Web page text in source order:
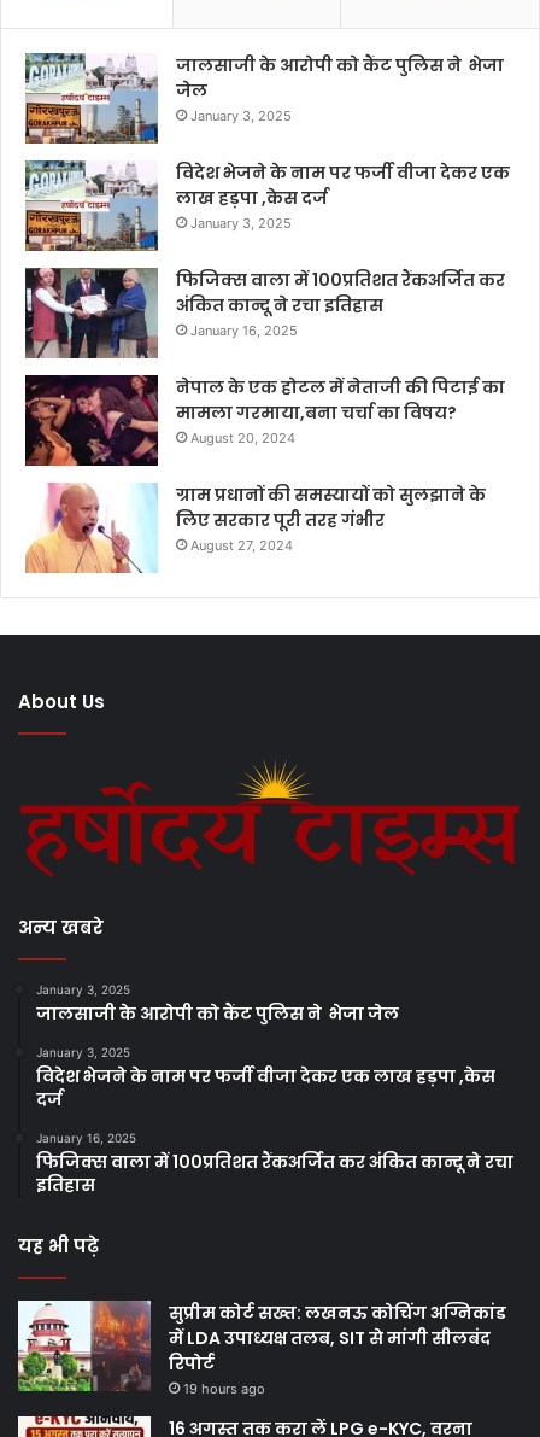
जालसाजी के आरोपी को कैंट पुलिस ने भेजा
जेल
January 3, 2025
विदेश भेजने के नाम पर फर्जी वीजा देकर एक
लाख हड़पा ,केस दर्ज
January 3, 2025
फिजिक्स वाला में 100प्रतिशत रैंकअर्जित कर
अंकित कान्दू ने रचा इतिहास
January 16, 2025
नेपाल के एक होटल में नेताजी की पिटाई का
मामला गरमाया,बना चर्चा का विषय?
August 20, 2024
ग्राम प्रधानों की समस्यायों को सुलझाने के
लिए सरकार पूरी तरह गंभीर
August 27, 2024
About Us
अन्य खबरे
January 3, 2025
जालसाजी के आरोपी को कैंट पुलिस ने भेजा जेल
January 3, 2025
विदेश भेजने के नाम पर फर्जी वीजा देकर एक लाख हड़पा ,केस
दर्ज
January 16, 2025
फिजिक्स वाला में 100प्रतिशत रैंकअर्जित कर अंकित कान्दू ने रचा
इतिहास
यह भी पढ़े
सुप्रीम कोर्ट सख्त: लखनऊ कोचिंग अग्निकांड
में LDA उपाध्यक्ष तलब, SIT से मांगी सीलबंद
रिपोर्ट
19 hours ago
16 अगस्त तक करा लें LPG e-KYC, वरना